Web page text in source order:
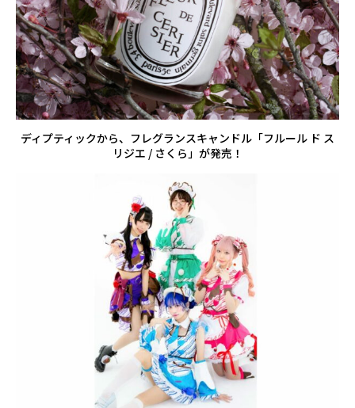
ディプティックから、フレグランスキャンドル「フルール ド ス
リジエ / さくら」が発売！